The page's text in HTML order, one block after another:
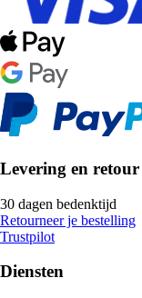
Levering en retour
30 dagen bedenktijd
Retourneer je bestelling
Trustpilot
Diensten